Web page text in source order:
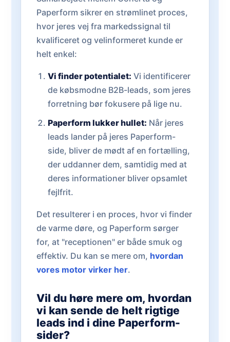
Paperform sikrer en strømlinet proces,
hvor jeres vej fra markedssignal til
kvalificeret og velinformeret kunde er
helt enkel:
Vi finder potentialet: Vi identificerer
de købsmodne B2B-leads, som jeres
forretning bør fokusere på lige nu.
Paperform lukker hullet: Når jeres
leads lander på jeres Paperform-
side, bliver de mødt af en fortælling,
der uddanner dem, samtidig med at
deres informationer bliver opsamlet
fejlfrit.
Det resulterer i en proces, hvor vi finder
de varme døre, og Paperform sørger
for, at "receptionen" er både smuk og
effektiv. Du kan se mere om, hvordan
vores motor virker her.
Vil du høre mere om, hvordan
vi kan sende de helt rigtige
leads ind i dine Paperform-
sider?